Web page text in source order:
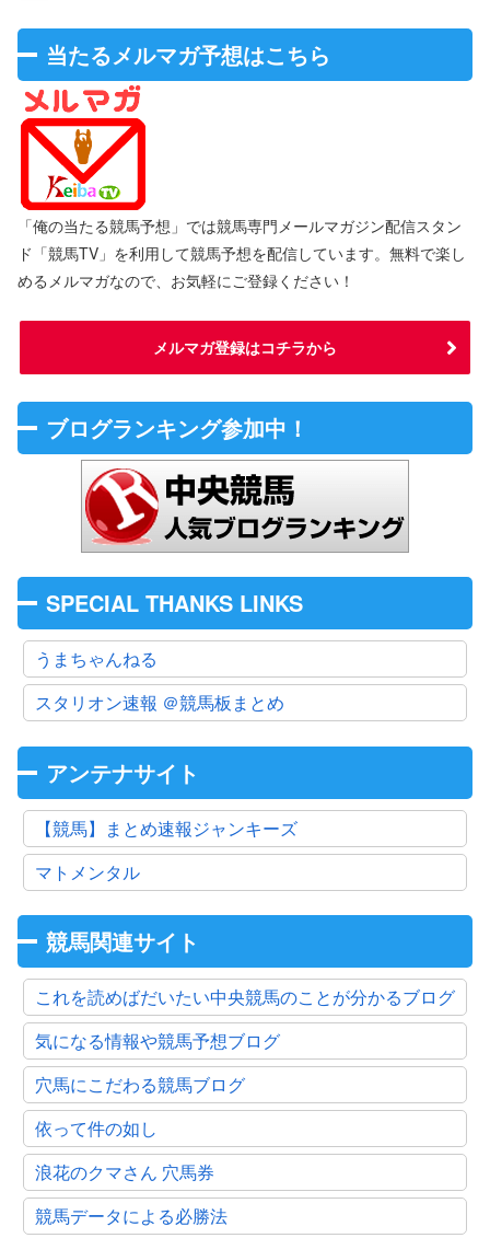
当たるメルマガ予想はこちら
「俺の当たる競馬予想」では競馬専門メールマガジン配信スタン
ド「競馬TV」を利用して競馬予想を配信しています。無料で楽し
めるメルマガなので、お気軽にご登録ください！
メルマガ登録はコチラから
ブログランキング参加中！
SPECIAL THANKS LINKS
うまちゃんねる
スタリオン速報 ＠競馬板まとめ
アンテナサイト
【競馬】まとめ速報ジャンキーズ
マトメンタル
競馬関連サイト
これを読めばだいたい中央競馬のことが分かるブログ
気になる情報や競馬予想ブログ
穴馬にこだわる競馬ブログ
依って件の如し
浪花のクマさん 穴馬券
競馬データによる必勝法